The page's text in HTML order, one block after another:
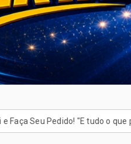
o que pedirem em oração, se